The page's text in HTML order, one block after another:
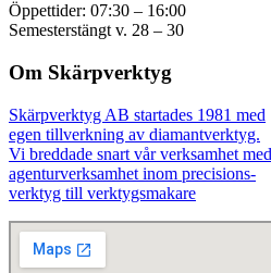
Öppettider: 07:30 – 16:00
Semesterstängt v. 28 – 30
Om Skärpverktyg
Skärpverktyg AB startades 1981 med
egen tillverkning av diamantverktyg.
Vi breddade snart vår verksamhet med
agenturverksamhet inom precisions-
verktyg till verktygsmakare